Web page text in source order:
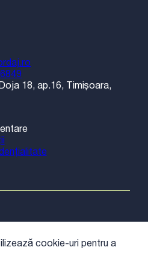
18, ap.16, Timișoara,
cookie-uri pentru a